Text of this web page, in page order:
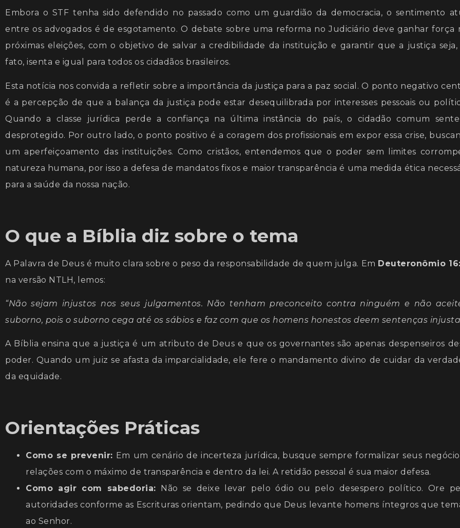
Embora o STF tenha sido defendido no passado como um guardião da democracia, o sentimento
entre os advogados é de esgotamento. O debate sobre uma reforma no Judiciário deve ganhar força
próximas eleições, com o objetivo de salvar a credibilidade da instituição e garantir que a justiça seja,
fato, isenta e igual para todos os cidadãos brasileiros.
Esta notícia nos convida a refletir sobre a importância da justiça para a paz social. O ponto negativo
é a percepção de que a balança da justiça pode estar desequilibrada por interesses pessoais ou
Quando a classe jurídica perde a confiança na última instância do país, o cidadão comum
desprotegido. Por outro lado, o ponto positivo é a coragem dos profissionais em expor essa crise,
um aperfeiçoamento das instituições. Como cristãos, entendemos que o poder sem limites
natureza humana, por isso a defesa de mandatos fixos e maior transparência é uma medida ética
para a saúde da nossa nação.
O que a Bíblia diz sobre o tema
A Palavra de Deus é muito clara sobre o peso da responsabilidade de quem julga. Em Deuteronômio
na versão NTLH, lemos:
“Não sejam injustos nos seus julgamentos. Não tenham preconceito contra ninguém e não
suborno, pois o suborno cega até os sábios e faz com que os homens honestos deem sentenças
A Bíblia ensina que a justiça é um atributo de Deus e que os governantes são apenas despenseiros
poder. Quando um juiz se afasta da imparcialidade, ele fere o mandamento divino de cuidar da
da equidade.
Orientações Práticas
Como se prevenir: Em um cenário de incerteza jurídica, busque sempre formalizar seus
relações com o máximo de transparência e dentro da lei. A retidão pessoal é sua maior defesa.
Como agir com sabedoria: Não se deixe levar pelo ódio ou pelo desespero político. Ore
autoridades conforme as Escrituras orientam, pedindo que Deus levante homens íntegros que
ao Senhor.